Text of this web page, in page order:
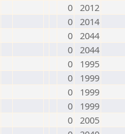
0 2012
0 2014
0 2044
0 2044
0
1995
0
1999
0
1999
0
1999
0 2005